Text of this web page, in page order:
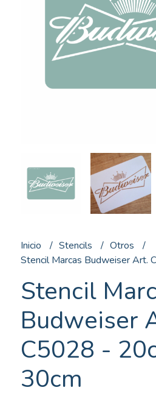
Inicio Stencils
Otros
Stencil Marcas Budweiser Art.
Stencil
Budweiser
C5028 -
30cm